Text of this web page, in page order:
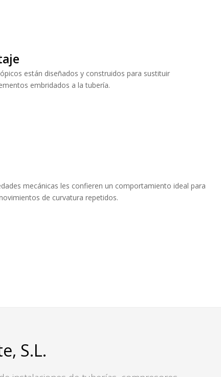
están diseñados y construidos para sustituir
embridados a la tubería.
mecánicas les confieren un comportamiento ideal para
de curvatura repetidos.
S.L.